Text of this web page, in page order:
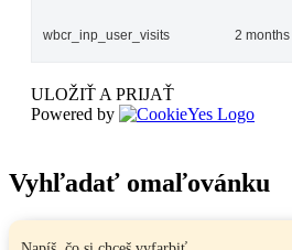
wbcr_inp_user_visits 2 months
ULOŽIŤ A PRIJAŤ
Powered by
Vyhľadať omaľovánku